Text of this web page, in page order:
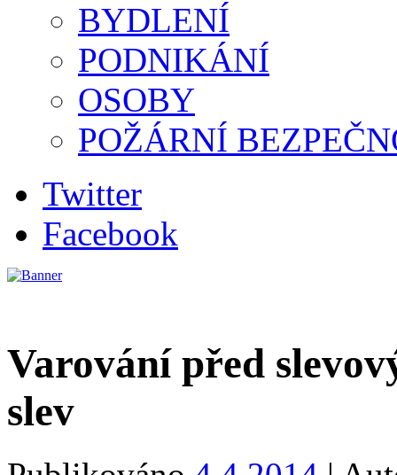
BYDLENÍ
PODNIKÁNÍ
OSOBY
POŽÁRNÍ
Twitter
Facebook
Varování před
slev